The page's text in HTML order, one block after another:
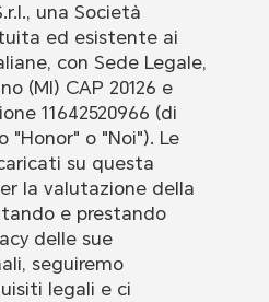
una Società
ed esistente ai
con Sede Legale,
(MI) CAP 20126 e
11642520966 (di
o "Noi"). Le
su questa
la valutazione della
e prestando
delle sue
seguiremo
legali e ci